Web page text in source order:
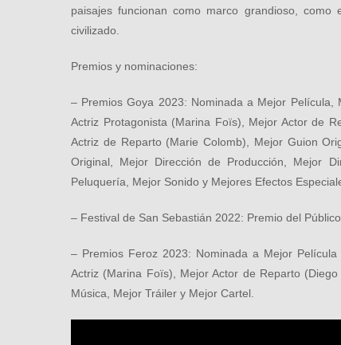
paisajes funcionan como marco grandioso,
civilizado.
Premios y nominaciones:
– Premios Goya 2023: Nominada a Mejor Película,
Actriz Protagonista (Marina Foïs), Mejor Actor de
Actriz de Reparto (Marie Colomb), Mejor Guion
Original, Mejor Dirección de Producción, Mejor
Peluquería, Mejor Sonido y Mejores Efectos
– Festival de San Sebastián 2022: Premio del
– Premios Feroz 2023: Nominada a Mejor
Actriz (Marina Foïs), Mejor Actor de Reparto
Música, Mejor Tráiler y Mejor Cartel.